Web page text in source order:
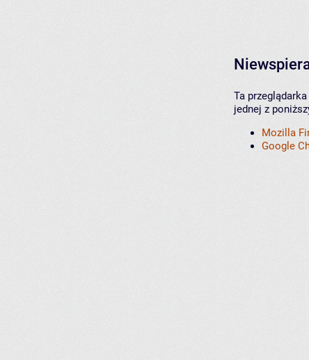
Ta
jednej z
Mozilla
Google